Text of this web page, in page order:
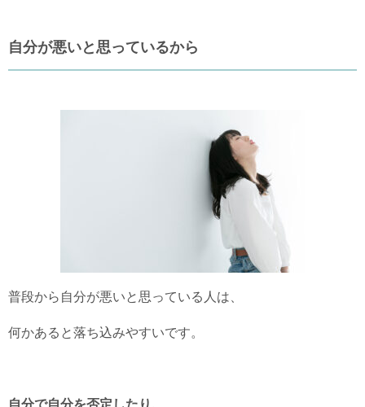
自分が悪いと思っているから
普段から自分が悪いと思っている人は、
何かあると落ち込みやすいです。
自分で自分を否定したり、